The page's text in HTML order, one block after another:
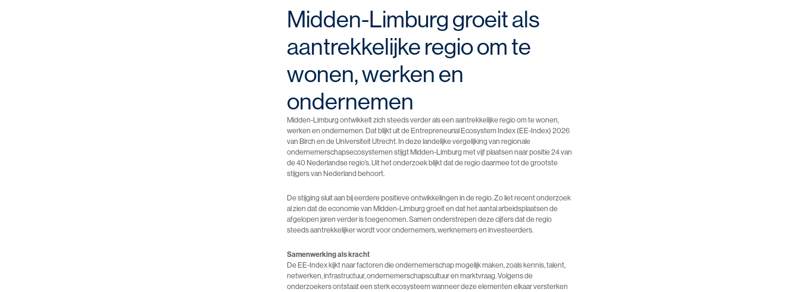
Midden-Limburg groeit als
aantrekkelijke regio om te
wonen, werken en
ondernemen
Midden-Limburg ontwikkelt zich steeds verder als een aantrekkelijke regio om te wonen,
werken en ondernemen. Dat blijkt uit de Entrepreneurial Ecosystem Index (EE-Index) 2026
van Birch en de Universiteit Utrecht. In deze landelijke vergelijking van regionale
ondernemerschapsecosystemen stijgt Midden-Limburg met vijf plaatsen naar positie 24 van
de 40 Nederlandse regio’s. Uit het onderzoek blijkt dat de regio daarmee tot de grootste
stijgers van Nederland behoort.
De stijging sluit aan bij eerdere positieve ontwikkelingen in de regio. Zo liet recent onderzoek
al zien dat de economie van Midden-Limburg groeit en dat het aantal arbeidsplaatsen de
afgelopen jaren verder is toegenomen. Samen onderstrepen deze cijfers dat de regio
steeds aantrekkelijker wordt voor ondernemers, werknemers en investeerders.
Samenwerking als kracht
De EE-Index kijkt naar factoren die ondernemerschap mogelijk maken, zoals kennis, talent,
netwerken, infrastructuur, ondernemerschapscultuur en marktvraag. Volgens de
onderzoekers ontstaat een sterk ecosysteem wanneer deze elementen elkaar versterken